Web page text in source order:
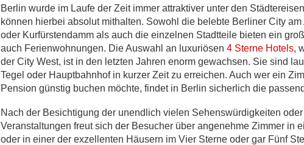
Berlin wurde im Laufe der Zeit immer attraktiver unter den
können hierbei absolut mithalten. Sowohl die belebte Berliner City
oder Kurfürstendamm als auch die einzelnen Stadtteile bieten ein
auch Ferienwohnungen. Die Auswahl an luxuriösen 4 Sterne Hotels,
der City West, ist in den letzten Jahren enorm gewachsen. Sie sind
Tegel oder Hauptbahnhof in kurzer Zeit zu erreichen. Auch wer ein
Pension günstig buchen möchte, findet in Berlin sicherlich die
Nach der Besichtigung der unendlich vielen Sehenswürdigkeiten
Veranstaltungen freut sich der Besucher über angenehme Zimmer in
oder in einer der exzellenten Häusern im Vier Sterne oder gar Fünf